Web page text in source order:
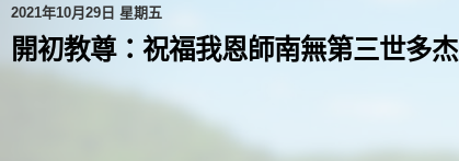
2021年10月29日 星期五
開初教尊：祝福我恩師南無第三世多